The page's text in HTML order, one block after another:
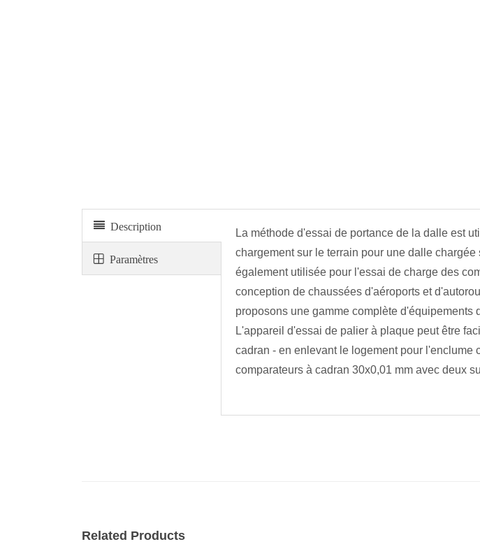
Description
Paramètres
La méthode d'essai de portance de la dalle est
chargement sur le terrain pour une dalle
également utilisée pour l'essai de charge des
conception de chaussées d'aéroports et
proposons une gamme complète d'équipements
L'appareil d'essai de palier à plaque peut être
cadran - en enlevant le logement pour l'enclume
comparateurs à cadran 30x0,01 mm avec deux
Related Products